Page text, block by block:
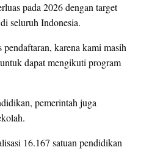
pada 2026 dengan target
seluruh Indonesia.
pendaftaran, karena kami masih
dapat mengikuti program
pemerintah juga
16.167 satuan pendidikan